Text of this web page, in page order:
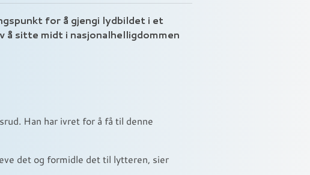
for å gjengi lydbildet i et
sitte midt i nasjonalhelligdommen
Han har ivret for å få til denne
det og formidle det til lytteren, sier